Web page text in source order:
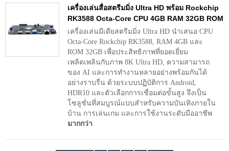
เครื่องเล่นสื่อสตรีมมิ่ง Ultra HD พร้อม Rockchip
RK3588 Octa-Core CPU 4GB RAM 32GB ROM
เครื่องเล่นมีเดียสตรีมมิ่ง Ultra HD นำเสนอ CPU
Octa-Core Rockchip RK3588, RAM 4GB และ
ROM 32GB เพื่อประสิทธิภาพที่ยอดเยี่ยม
เพลิดเพลินกับภาพ 8K Ultra HD, ความสามารถ
ของ AI และการทำงานหลายอย่างพร้อมกันได้
อย่างราบรื่น ด้วยระบบปฏิบัติการ Android,
HDR10 และตัวเลือกการเชื่อมต่อขั้นสูง จึงเป็น
โซลูชั่นที่สมบูรณ์แบบสำหรับความบันเทิงภายใน
บ้าน การเล่นเกม และการใช้งานระดับมืออาชีพ
มากกว่า